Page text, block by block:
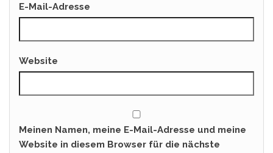
E-Mail-Adresse
Website
Meinen Namen, meine E-Mail-Adresse und meine
Website in diesem Browser für die nächste